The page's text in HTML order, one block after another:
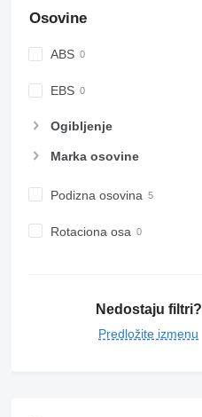
Osovine
ABS
EBS
Ogibljenje
Marka osovine
Podizna osovina
Rotaciona osa
Nedostaju filtri?
Predložite izmenu